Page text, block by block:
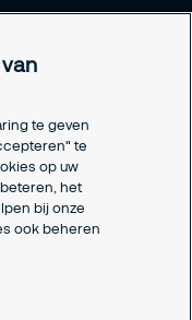
te geven
te
op uw
het
bij onze
ook beheren